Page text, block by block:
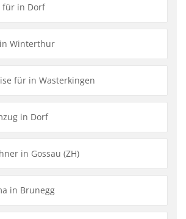
für in Dorf
Winterthur
für in Wasterkingen
in Dorf
in Gossau (ZH)
in Brunegg